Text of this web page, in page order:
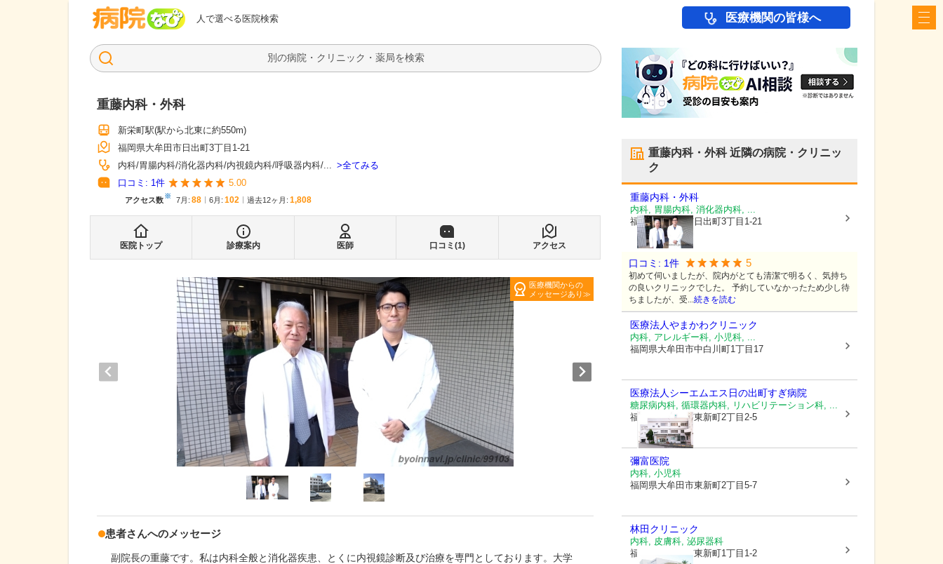
人で選べる医院検索
病院なび 医療機関の皆様へ
検索
重藤内科・外科
新栄町駅(駅から北東に約550m)
福岡県大牟田市日出町3丁目1-21
内科 胃腸内科 消化器内科 内視鏡内科 呼吸器内科 ...
全てみる
口コミ: 1件 5.00
アクセス数※ 7月 : 88 6月 : 102 過去12ヶ月: 1,808
医院トップ 診療案内 医師 口コミ(1) アクセス
医療機関からの
メッセージあり
患者さんへのメッセージ
副院長の重藤です。私は内科全般と消化器疾患、とくに内視鏡診断及び治療を専門としております。大学
重藤内科・外科近隣の病院・クリニッ
ク
重藤内科・外科
内科, 胃腸内科, 消化器内科, ...
福岡県大牟田市 日出町3丁目1-21
口コミ: 1件 5
初めて伺いましたが、院内がとても清潔で明るく、気持ち
の良いクリニックでした。 予約していなかったため少し待
ちましたが、受...続きを読む
医療法人やまかわクリニック
内科, アレルギー科, 小児科, ...
福岡県大牟田市中白川町1丁目17
医療法人シーエムエス 日の出町すぎ病院
糖尿病内科, 循環器内科, リハビリテーション科, ...
福岡県大牟田市東新町2丁目2-5
彌富医院
内科, 小児科
福岡県大牟田市東新町2丁目5-7
林田クリニック
内科, 皮膚科, 泌尿器科
福岡県大牟田市東新町1丁目1-2